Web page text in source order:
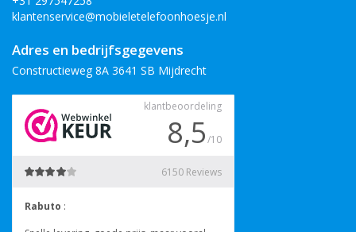
klantenservice@mobieletelefoonhoesje.nl
Adres en bedrijfsgegevens
Constructieweg 8A 3641 SB Mijdrecht